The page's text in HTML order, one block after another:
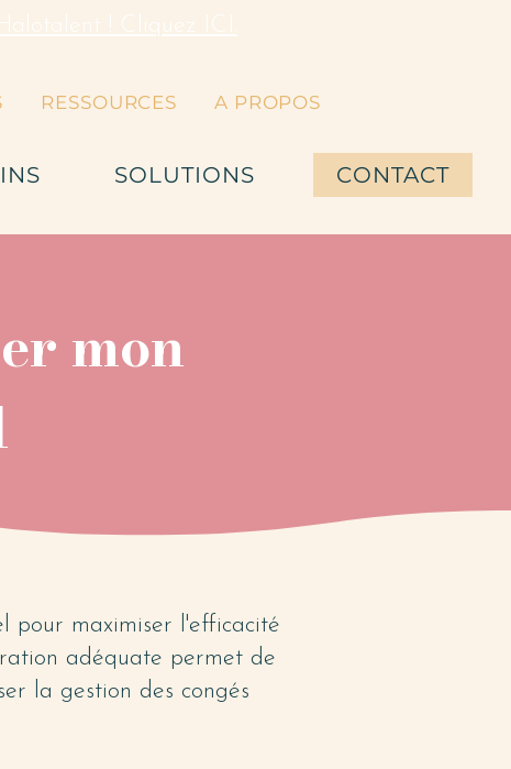
! Cliquez ICI.
RESSOURCES A PROPOS
SOLUTIONS CONTACT
mon
pour maximiser l'efficacité
adéquate permet de
la gestion des congés